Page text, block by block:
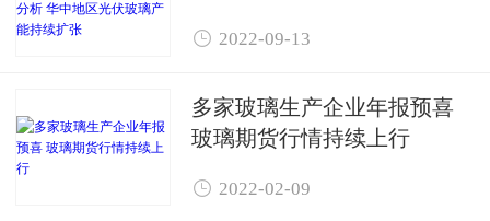
张
 2022-09-13
多家玻璃生产企业年报预喜 ​
玻璃期货行情持续上行
 2022-02-09